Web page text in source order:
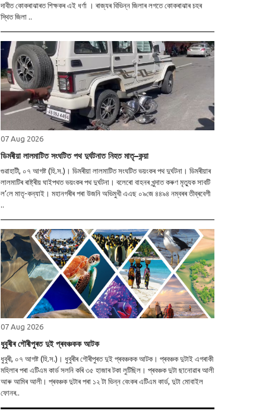
দাবীত কোকৰাঝাৰত শিক্ষকৰ এই ধৰ্ণা । ৰাজ্যৰ বিভিন্ন জিলাৰ লগতে কোকৰাঝাৰ চহৰ
স্থিত জিলা ..
07 Aug 2026
ডিমৰীয়া লালমাটিত সংঘটিত পথ দুৰ্ঘটনাত নিহত মাতৃ–কন্য়া
গুৱাহাটী, ০৭ আগষ্ট (হি.স.)। ডিমৰীয়া লালমাটিত সংঘটিত ভয়ংকৰ পথ দুৰ্ঘটনা। ডিমৰীয়াৰ
লালমাটিৰ ৰাষ্ট্ৰীয় ঘাইপথত ভয়ংকৰ পথ দুৰ্ঘটনা। বলেৰো বাহনৰ খুন্দাত কৰুণ মৃত্যুক সাবটি
ল’লে মাতৃ-কন্যাই। মহানগৰীৰ পৰা উজনি অভিমুখী এএছ ০৯জে ৪৪৯৪ নম্বৰৰ তীব্ৰবেগী
07 Aug 2026
ধুবুৰীৰ গৌৰীপুৰত দুই প্ৰবঞ্চকক আটক
ধুবুৰী, ০৭ আগষ্ট (হি.স.)। ধুবুৰীৰ গৌৰীপুৰত দুই প্ৰবঞ্চকক আটক। প্ৰবঞ্চক দুটাই এগৰাকী
মহিলাৰ পৰা এটিএম কাৰ্ড সলনি কৰি ৩৫ হাজাৰ টকা লুটিছিল। প্ৰবঞ্চক দুটা ছানোৱাৰ আলী
আৰু আমিৰ আলী। প্ৰবঞ্চক দুটাৰ পৰা ১২ টা ভিন্ন বেংকৰ এটিএম কাৰ্ড, দুটা মোবাইল
ফোনৰ..